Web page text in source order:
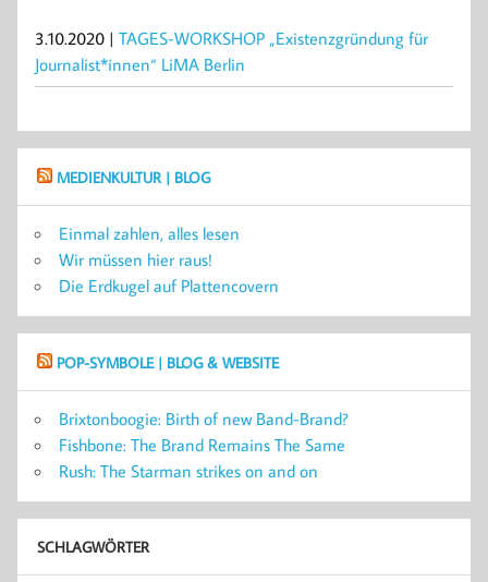
3.10.2020 | TAGES-WORKSHOP „Existenzgründung für
Journalist*innen“ LiMA Berlin
MEDIENKULTUR | BLOG
Einmal zahlen, alles lesen
Wir müssen hier raus!
Die Erdkugel auf Plattencovern
POP-SYMBOLE | BLOG & WEBSITE
Brixtonboogie: Birth of new Band-Brand?
Fishbone: The Brand Remains The Same
Rush: The Starman strikes on and on
SCHLAGWÖRTER